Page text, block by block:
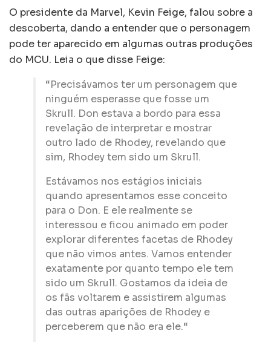
O presidente da Marvel, Kevin Feige, falou sobre a
descoberta, dando a entender que o personagem
pode ter aparecido em algumas outras produções
do MCU. Leia o que disse Feige:
“Precisávamos ter um personagem que
ninguém esperasse que fosse um
Skrull. Don estava a bordo para essa
revelação de interpretar e mostrar
outro lado de Rhodey, revelando que
sim, Rhodey tem sido um Skrull.
Estávamos nos estágios iniciais
quando apresentamos esse conceito
para o Don. E ele realmente se
interessou e ficou animado em poder
explorar diferentes facetas de Rhodey
que não vimos antes. Vamos entender
exatamente por quanto tempo ele tem
sido um Skrull. Gostamos da ideia de
os fãs voltarem e assistirem algumas
das outras aparições de Rhodey e
perceberem que não era ele.“